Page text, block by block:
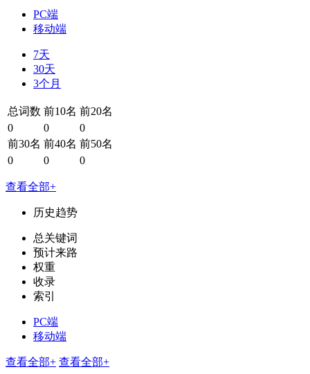
PC端
移动端
7天
30天
3个月
总词数 前10名 前20名
0
0
0
前30名 前40名 前50名
0
0 0
查看全部+
历史趋势
总关键词
预计来路
权重
收录
索引
PC端
移动端
查看全部+ 查看全部+